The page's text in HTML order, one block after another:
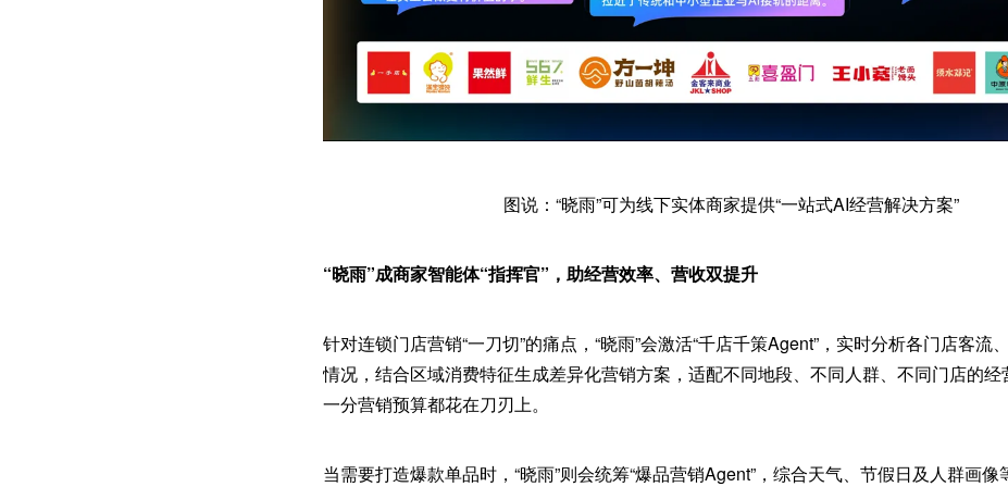
图说：“晓雨”可为线下实体商家提供“一站式AI经营解决方案”
“晓雨”成商家智能体“指挥官”，助经营效率、营收双提升
针对连锁门店营销“一刀切”的痛点，“晓雨”会激活“千店千策Agent”，实时分析各门店客流
情况，结合区域消费特征生成差异化营销方案，适配不同地段、不同人群、不同门店的
一分营销预算都花在刀刃上。
当需要打造爆款单品时，“晓雨”则会统筹“爆品营销Agent”，综合天气、节假日及人群画